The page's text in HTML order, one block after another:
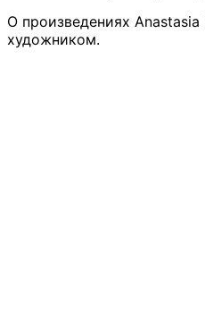
О произведениях
художником.